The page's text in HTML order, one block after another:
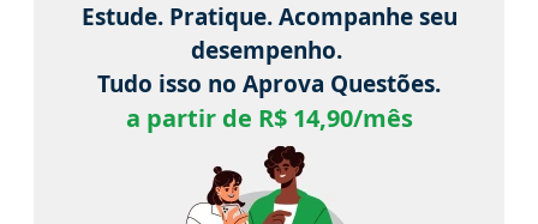
Estude. Pratique. Acompanhe seu
desempenho.
Tudo isso no Aprova Questões.
a partir de R$ 14,90/mês